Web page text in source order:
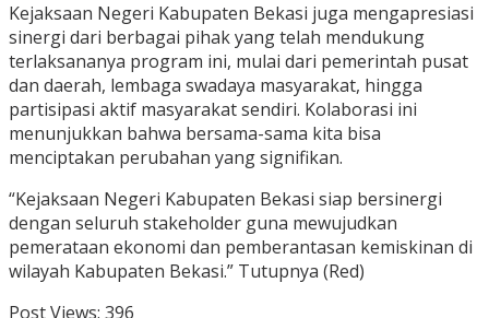
Kejaksaan Negeri Kabupaten Bekasi juga mengapresiasi
sinergi dari berbagai pihak yang telah mendukung
terlaksananya program ini, mulai dari pemerintah pusat
dan daerah, lembaga swadaya masyarakat, hingga
partisipasi aktif masyarakat sendiri. Kolaborasi ini
menunjukkan bahwa bersama-sama kita bisa
menciptakan perubahan yang signifikan.
“Kejaksaan Negeri Kabupaten Bekasi siap bersinergi
dengan seluruh stakeholder guna mewujudkan
pemerataan ekonomi dan pemberantasan kemiskinan di
wilayah Kabupaten Bekasi.” Tutupnya (Red)
Post Views: 396